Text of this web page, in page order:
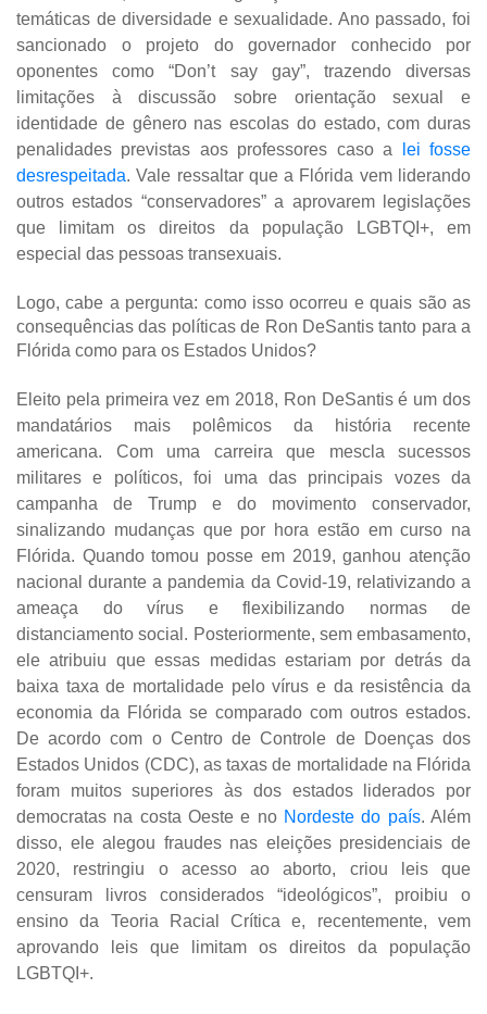
temáticas de diversidade e sexualidade. Ano passado, foi
sancionado o projeto do governador conhecido por
oponentes como “Don’t say gay”, trazendo diversas
limitações à discussão sobre orientação sexual e
identidade de gênero nas escolas do estado, com duras
penalidades previstas aos professores caso a
lei fosse
desrespeitada. Vale ressaltar que a Flórida vem liderando
outros estados “conservadores” a aprovarem legislações
que limitam os direitos da população LGBTQI+, em
especial das pessoas transexuais.
Logo, cabe a pergunta: como isso ocorreu e quais são as
consequências das políticas de Ron DeSantis tanto para a
Flórida como para os Estados Unidos?
Eleito pela primeira vez em 2018, Ron DeSantis é um dos
mandatários mais polêmicos da história recente
americana. Com uma carreira que mescla sucessos
militares e políticos, foi uma das principais vozes da
campanha de Trump e do movimento conservador,
sinalizando mudanças que por hora estão em curso na
Flórida. Quando tomou posse em 2019, ganhou atenção
nacional durante a pandemia da Covid-19, relativizando a
ameaça do vírus e flexibilizando normas de
distanciamento social. Posteriormente, sem embasamento,
ele atribuiu que essas medidas estariam por detrás da
baixa taxa de mortalidade pelo vírus e da resistência da
economia da Flórida se comparado com outros estados.
De acordo com o Centro de Controle de Doenças dos
Estados Unidos (CDC), as taxas de mortalidade na Flórida
foram muitos superiores às dos estados liderados por
democratas na costa Oeste e no Nordeste do país. Além
disso, ele alegou fraudes nas eleições presidenciais de
2020, restringiu o acesso ao aborto, criou leis que
censuram livros considerados “ideológicos”, proibiu o
ensino da Teoria Racial Crítica e, recentemente, vem
aprovando leis que limitam os direitos da população
LGBTQI+.